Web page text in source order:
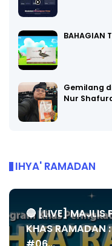
BAHAGIAN
Gemilang
Nur
IHYA' RAMADAN
🔴 [LIVE] MAJLIS
KHAS RAMADAN